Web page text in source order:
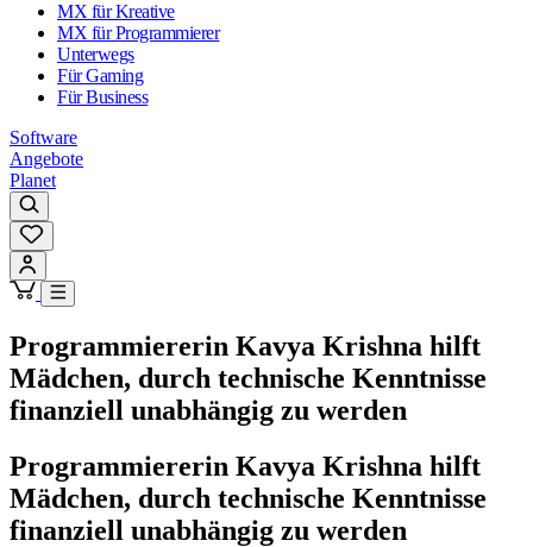
MX für Kreative
MX für Programmierer
Unterwegs
Für Gaming
Für Business
Software
Angebote
Planet
Programmiererin Kavya Krishna hilft
Mädchen, durch technische Kenntnisse
finanziell unabhängig zu werden
Programmiererin Kavya Krishna hilft
Mädchen, durch technische Kenntnisse
finanziell unabhängig zu werden